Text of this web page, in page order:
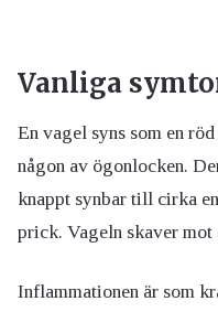
Vanliga
En vagel syns som en
någon av ögonlocken.
knappt synbar till cirka
prick. Vageln skaver
Inflammationen är som